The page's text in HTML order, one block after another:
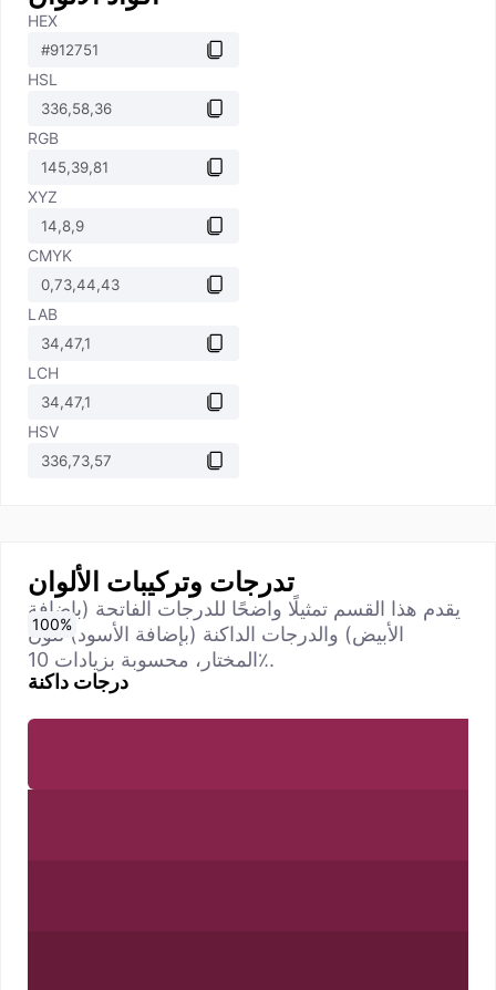
HEX
HSL
RGB
XYZ
CMYK
LAB
LCH
HSV
تدرجات وتركيبات الألوان
يقدم هذا القسم تمثيلًا واضحًا للدرجات الفاتحة (بإضافة
الأبيض) والدرجات الداكنة (بإضافة الأسود) للون
المختار، محسوبة بزيادات 10٪.
درجات داكنة
0%
10%
20%
30%
40%
50%
60%
70%
80%
90%
100%